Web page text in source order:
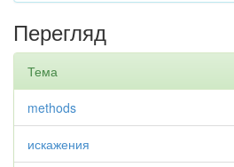
Перегляд
Тема
methods
искажения